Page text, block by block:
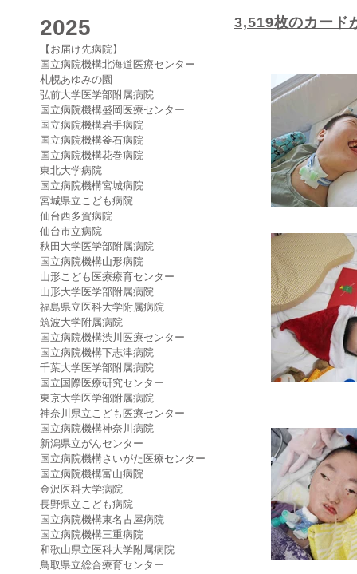
2025
【お届け先病院】
国立病院機構北海道医療センター
札幌あゆみの園
弘前大学医学部附属病院
国立病院機構盛岡医療センター
国立病院機構岩手病院
国立病院機構釜石病院
国立病院機構花巻病院
東北大学病院
国立病院機構宮城病院
宮城県立こども病院
仙台西多賀病院
仙台市立病院
秋田大学医学部附属病院
国立病院機構山形病院
山形こども医療療育センター
山形大学医学部附属病院
福島県立医科大学附属病院
筑波大学附属病院
国立病院機構渋川医療センター
国立病院機構下志津病院
千葉大学医学部附属病院
国立国際医療研究センター
東京大学医学部附属病院
神奈川県立こども医療センター
国立病院機構神奈川病院
新潟県立がんセンター
国立病院機構さいがた医療センター
国立病院機構富山病院
金沢医科大学病院
長野県立こども病院
国立病院機構東名古屋病院
国立病院機構三重病院
和歌山県立医科大学附属病院
鳥取県立総合療育センター
3,519枚のカード